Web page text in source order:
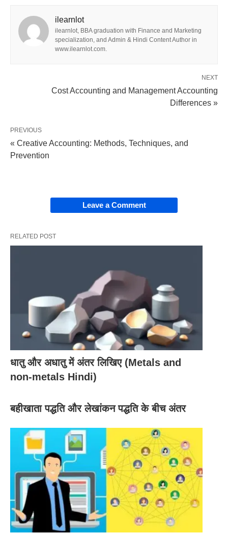
मौलिक अंतर:
कार्य करता है, जबकि प्रबंधन आंतरिक उपयोगकर्ताओं (यानी
प्रबंधन) की जरूरतों को पूरा करता है।
आमतौर पर स्वीकृत लेखांकन सिद्धांतों द्वारा शासित वित्तीय खाते,
जबकि प्रबंधन कोई निर्धारित सिद्धांत नहीं रखता है।
यह ऐतिहासिक जानकारी प्रस्तुत करता है जबकि प्रबंधन
पूर्वनिर्धारित और साथ ही पिछली सूचनाओं का प्रतिनिधित्व
करता है।
वित्तीय खाते वैधानिक हैं जबकि प्रबंधन वैकल्पिक है।
लेखा रिपोर्ट कम और लंबी अवधि दोनों की होती है।
यह रिपोर्ट पूरे संगठन को कवर करती है जबकि प्रबंधन रिपोर्ट
संगठन के साथ-साथ उसके खंडों के लिए भी तैयार की जाती है।
वित्तीय खाता तथ्यों की सटीकता पर जोर देता है जबकि प्रबंधन
खाते को तथ्यों की त्वरित और समय पर रिपोर्टिंग की आवश्यकता
होती है, भले ही वे कम सटीक हों।
यह लेख आपको वित्तीय लेखांकन और प्रबंधन लेखांकन के बीच का
ilearnlot
ilearnlot, BBA graduation with Finance and Marketing
specialization, and Admin & Hindi Content Author in
www.ilearnlot.com.
NEXT
Cost Accounting and Management Accounting
Differences »
PREVIOUS
« Creative Accounting: Methods, Techniques, and
Prevention
Leave a Comment
RELATED POST
धातु और अधातु में अंतर लिखिए (Metals and
non-metals Hindi)
बहीखाता पद्धति और लेखांकन पद्धति के बीच अंतर